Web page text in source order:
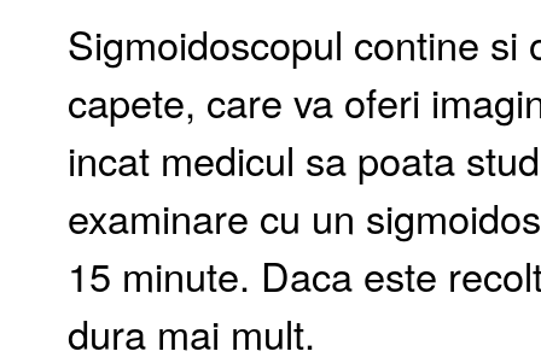
Sigmoidoscopul contine si
capete, care va oferi
incat medicul sa poata
examinare cu un
15 minute. Daca este
dura mai mult.